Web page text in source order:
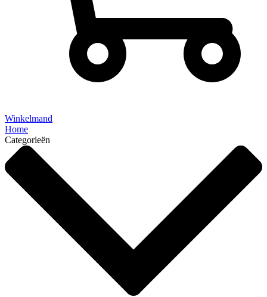
Winkelmand
Home
Categorieën